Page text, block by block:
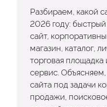
Разбираем, какой
2026 году:
сайт,
магазин, каталог,
торговая
сервис.
сайта под задачи
продажи,